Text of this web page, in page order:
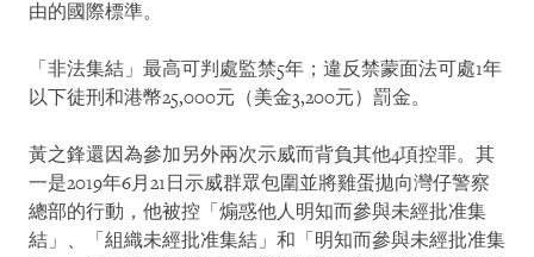
由的國際標準。
「非法集結」最高可判處監禁5年；違反禁蒙面法可處1年
以下徒刑和港幣25,000元（美金3,200元）罰金。
黃之鋒還因為參加另外兩次示威而背負其他4項控罪。其
一是2019年6月21日示威群眾包圍並將雞蛋拋向灣仔警察
總部的行動，他被控「煽惑他人明知而參與未經批准集
結」、「組織未經批准集結」和「明知而參與未經批准集